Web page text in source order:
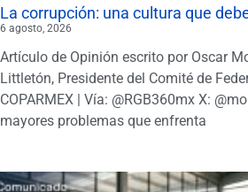
La corrupción: una cultura que
6 agosto, 2026
Artículo de Opinión escrito por Oscar
Littletón, Presidente del Comité de
COPARMEX | Vía: @RGB360mx X:
mayores problemas que enfrenta